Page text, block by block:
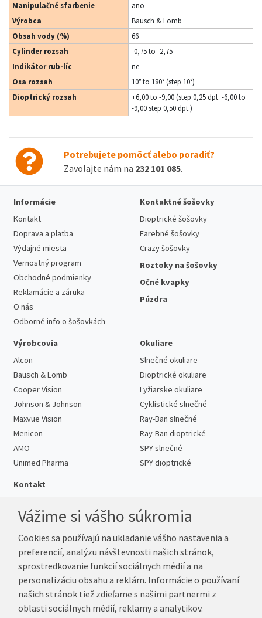
Manipulačné sfarbenie
ano
Výrobca
Bausch & Lomb
Obsah vody (%)
66
Cylinder rozsah
-0,75 to -2,75
Indikátor rub-líc
ne
Osa rozsah
10° to 180° (step 10°)
Dioptrický rozsah
+6,00 to -9,00 (step 0,25 dpt. -6,00 to
-9,00 step 0,50 dpt.)
Potrebujete pomôcť alebo poradiť?
Zavolajte nám na 232 101 085.
Informácie
Kontakt
Doprava a platba
Výdajné miesta
Vernostný program
Obchodné podmienky
Reklamácie a záruka
O nás
Odborné info o šošovkách
Kontaktné šošovky
Dioptrické šošovky
Farebné šošovky
Crazy šošovky
Roztoky na šošovky
Očné kvapky
Púzdra
Výrobcovia
Alcon
Bausch & Lomb
Cooper Vision
Johnson & Johnson
Maxvue Vision
Menicon
AMO
Unimed Pharma
Okuliare
Slnečné okuliare
Dioptrické okuliare
Lyžiarske okuliare
Cyklistické slnečné
Ray-Ban slnečné
Ray-Ban dioptrické
SPY slnečné
SPY dioptrické
Kontakt
Telefón:+421 222 205 863
E-mail:info@k-sosovky.sk
Reklamačná adresa
Andrea Votavová
Revoluční 1017
Vážime si vášho súkromia
Cookies sa používajú na ukladanie vášho nastavenia a
preferencií, analýzu návštevnosti našich stránok,
sprostredkovanie funkcií sociálnych médií a na
personalizáciu obsahu a reklám. Informácie o používaní
našich stránok tiež zdieľame s našimi partnermi z
oblasti sociálnych médií, reklamy a analytikov.